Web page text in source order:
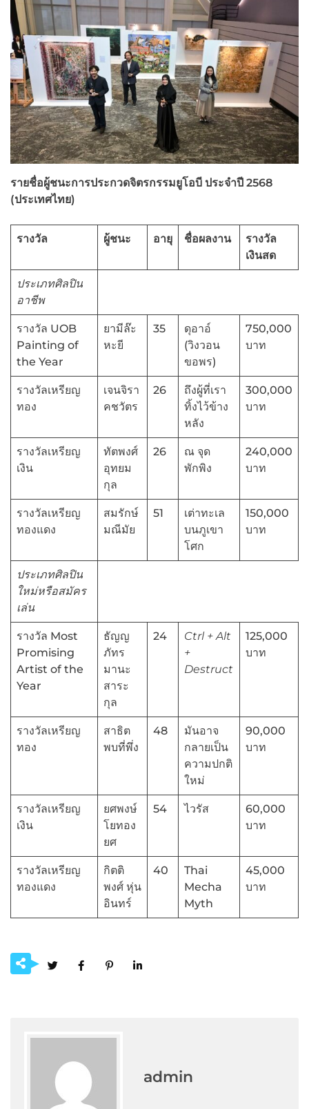
รายชื่อผู้ชนะการประกวดจิตรกรรมยูโอบี ประจำปี 2568
(ประเทศไทย)
รางวัล ผู้ชนะ อายุ ชื่อผลงาน
รางวัล
เงินสด
ประเภทศิลปิน
อาชีพ
รางวัล UOB
Painting of
the Year
ยามีล๊ะ
หะยี
35
ดุอาอ์
(วิงวอน
ขอพร)
750,000
บาท
รางวัลเหรียญ
ทอง
เจนจิรา
คชวัตร
26
ถึงผู้ที่เรา
ทิ้งไว้ข้าง
หลัง
300,000
บาท
รางวัลเหรียญ
เงิน
ทัตพงศ์
อุทยม
กุล
26
ณ จุด
พักพิง
240,000
บาท
รางวัลเหรียญ
ทองแดง
สมรักษ์
มณีมัย
51
เต่าทะเล
บนภูเขา
โศก
150,000
บาท
ประเภทศิลปิน
ใหม่หรือสมัคร
เล่น
รางวัล Most
Promising
Artist of the
Year
ธัญญ
ภัทร
มานะ
สาระ
กุล
24
Ctrl + Alt
+
Destruct
125,000
บาท
รางวัลเหรียญ
ทอง
สาธิต
พบที่พึ่ง
48
มันอาจ
กลายเป็น
ความปกติ
ใหม่
90,000
บาท
รางวัลเหรียญ
เงิน
ยศพงษ์
โยทอง
ยศ
54 ไวรัส
60,000
บาท
รางวัลเหรียญ
ทองแดง
กิตติ
พงศ์ หุ่น
อินทร์
40
Thai
Mecha
Myth
45,000
บาท
admin